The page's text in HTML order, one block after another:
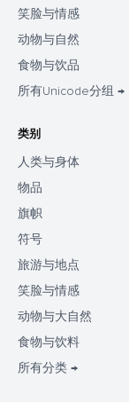
笑脸与情感
动物与自然
食物与饮品
所有Unicode分组 →
类别
人类与身体
物品
旗帜
符号
旅游与地点
笑脸与情感
动物与大自然
食物与饮料
所有分类 →